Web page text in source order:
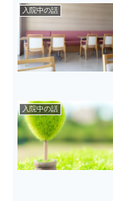
入院中の話
入院中の話